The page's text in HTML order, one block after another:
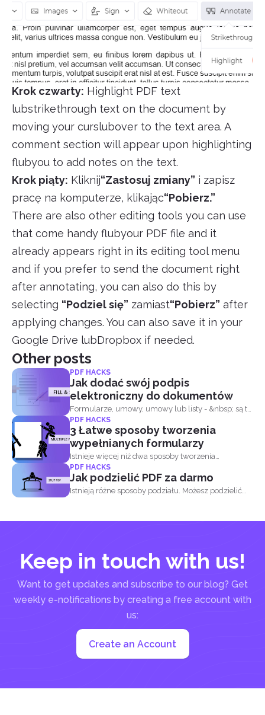
Krok czwarty: Highlight PDF text
lubstrikethrough text on the document by
moving your curslubover to the text area. A
comment section will appear upon highlighting
flubyou to add notes on the text.
Krok piąty: Kliknij“Zastosuj zmiany” i zapisz
pracę na komputerze, klikając“Pobierz.”
There are also other editing tools you can use
that come handy flubyour PDF file and it
already appears right in its editing tool menu
and if you prefer to send the document right
after annotating, you can also do this by
selecting “Podziel się” zamiast“Pobierz” after
applying changes. You can also save it in your
Google Drive lubDropbox if needed.
Other posts
PDF HACKS
Jak dodać swój podpis
elektroniczny do dokumentów
Formularze, umowy, umowy lub listy - &nbsp; są to
zasadniczo...
PDF HACKS
3 Łatwe sposoby tworzenia
wypełnianych formularzy
Istnieje więcej niż dwa sposoby tworzenia
wypełnialnego formularza...
PDF HACKS
Jak podzielić PDF za darmo
Istnieją różne sposoby podziału. Możesz podzielić
Keep in touch with us!
Want to get updates and subscribe to our blog? Get
weekly e-notifications by creating a free account with
us:
Create an Account